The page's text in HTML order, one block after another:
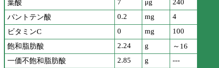
葉酸
7 μg
240
パントテン酸
0.2 mg
4
ビタミンC
0 mg
100
飽和脂肪酸
2.24 g
～16
一価不飽和脂肪酸
2.85 g
---